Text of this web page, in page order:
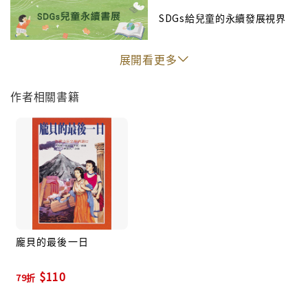
SDGs給兒童的永續發展視界
展開看更多
作者相關書籍
龐貝的最後一日
79折 $110